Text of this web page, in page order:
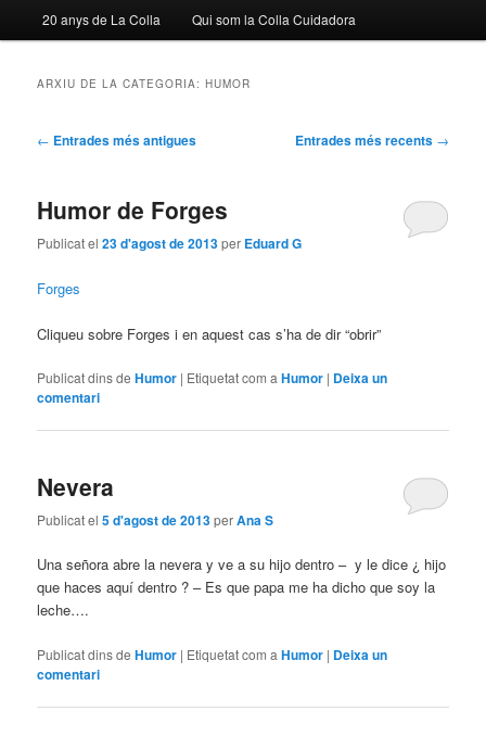
20 anys de La Colla Qui som la Colla Cuidadora
ARXIU DE LA CATEGORIA:HUMOR
Navegació
entrades
← Entrades més antigues Entrades més recents →
Humor de Forges
Publicat el23 d'agost de 2013per Eduard G
Forges
Cliqueu sobre Forges i en aquest cas s’ha de dir “obrir”
Publicat dins de Humor | Etiquetat com a Humor | Deixa un
comentari
Nevera
Publicat el5 d'agost de 2013perAna S
Una señora abre la nevera y ve a su hijo dentro – y le dice ¿ hijo
que haces aquí dentro ? – Es que papa me ha dicho que soy la
leche….
Publicat dins de Humor | Etiquetat com a Humor | Deixa un
comentari